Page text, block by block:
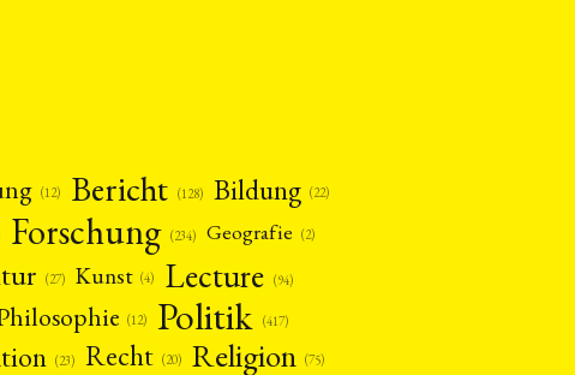
(12) Bericht (128) Bildung (22)
Forschung (234) Geografie (2)
(27) Kunst (4) Lecture (94)
(12) Politik (417)
(23) Recht (20) Religion (75)